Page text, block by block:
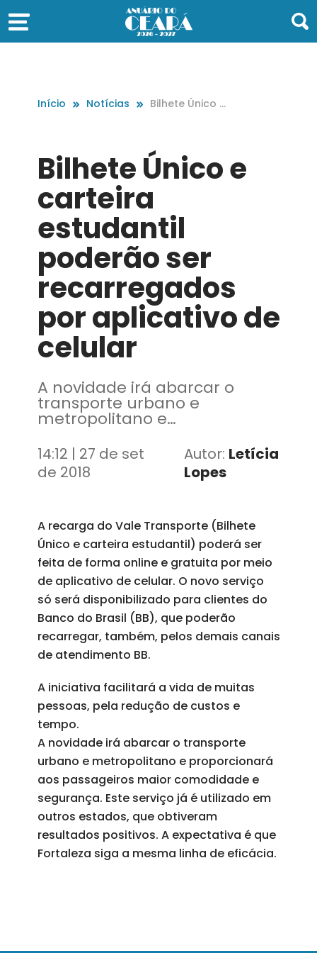
Início Notícias
Bilhete Único e
er recarregado
s por aplicativ
o de celular
Bilhete Único e
carteira
estudantil
poderão ser
recarregados
por aplicativo de
celular
A novidade irá abarcar o
transporte urbano e
metropolitano e
proporcionará aos
passageiros maior
comodidade e segurança
14:12 | 27 de set
de 2018
Autor: Letícia
Lopes
A recarga do Vale Transporte (Bilhete
Único e carteira estudantil) poderá ser
feita de forma online e gratuita por meio
de aplicativo de celular. O novo serviço
só será disponibilizado para clientes do
Banco do Brasil (BB), que poderão
recarregar, também, pelos demais canais
de atendimento BB.
A iniciativa facilitará a vida de muitas
pessoas, pela redução de custos e
tempo.
A novidade irá abarcar o transporte
urbano e metropolitano e proporcionará
aos passageiros maior comodidade e
segurança. Este serviço já é utilizado em
outros estados, que obtiveram
resultados positivos. A expectativa é que
Fortaleza siga a mesma linha de eficácia.